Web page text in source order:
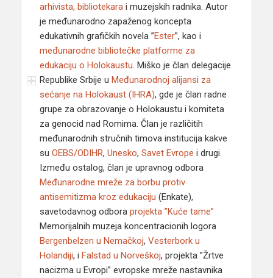
arhivista, bibliotekarai muzejskih radnika. Autor
je međunarodno zapaženog koncepta
edukativnih grafičkih novela ”Ester”, kao i
međunarodne bibliotečke platforme za
edukaciju o Holokaustu. Miško je član delegacije
Republike Srbije u Međunarodnoj alijansi za
sećanje na Holokaust (IHRA), gde je član radne
grupe za obrazovanje o Holokaustu i komiteta
za genocid nad Romima. Član je različitih
međunarodnih stručnih timova institucija kakve
su OEBS/ODIHR, Unesko, Savet Evrope i drugi.
Između ostalog, član je upravnog odbora
Međunarodne mreže za borbu protiv
antisemitizma kroz edukaciju (Enkate),
savetodavnog odbora projekta ”Kuće tame”
Memorijalnih muzeja koncentracionih logora
Bergenbelzen u Nemačkoj, Vesterbork u
Holandiji, i Falstad u Norveškoj, projekta ”Žrtve
nacizma u Evropi” evropske mreže nastavnika